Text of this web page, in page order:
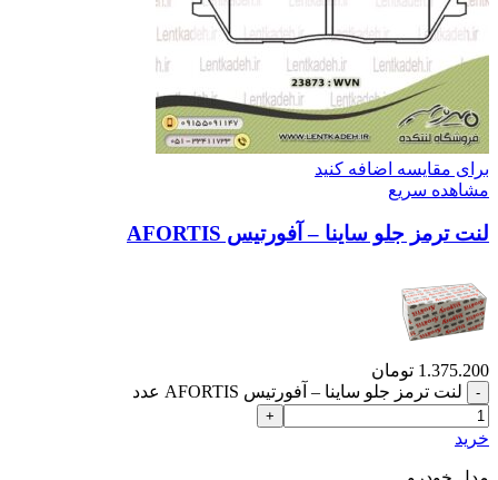
برای مقایسه اضافه کنید
مشاهده سریع
لنت ترمز جلو ساینا – آفورتیس AFORTIS
1.375.200 تومان
لنت ترمز جلو ساینا – آفورتیس AFORTIS عدد
خرید